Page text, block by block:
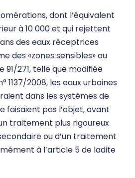
dont l’équivalent
à 10 000 et qui rejettent
des eaux réceptrices
des «zones sensibles» au
91/271, telle que modifiée
1137/2008, les eaux urbaines
dans les systèmes de
faisaient pas l’objet, avant
traitement plus rigoureux
ou d’un traitement
à l’article 5 de ladite